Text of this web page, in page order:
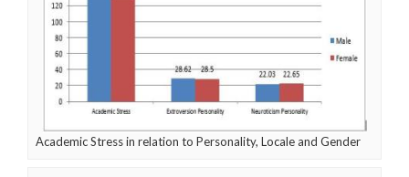
Academic Stress in relation to Personality, Locale and Gender